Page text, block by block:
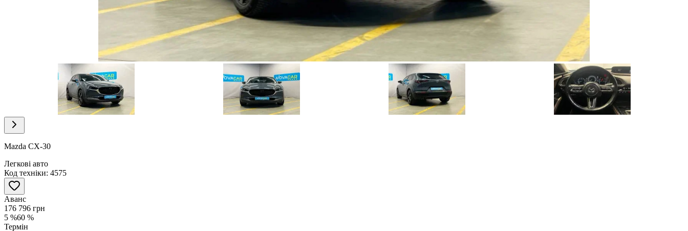
Item
5
Mazda CX-30
Легкові авто
Код техніки: 4575
Аванс
176 796 грн
5 %60 %
Термін